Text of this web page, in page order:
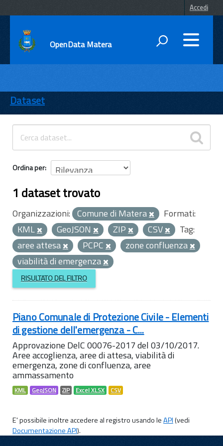
Accedi
OpenData Matera
ENTI
TEMI
INFORMAZIONI
Dataset
Ordina per
1 dataset trovato
Organizzazioni: Comune di Matera
Formati:
KML
GeoJSON ZIP CSV
Tag:
aree attesa
PCPC
zone confluenza
viabilità di emergenza
RISULTATO DEL FILTRO
Piano Comunale di Protezione Civile - Elementi
di gestione dell'emergenza - C...
Approvazione DelC 00076-2017 del 03/10/2017.
Aree accoglienza, aree di attesa, viabilità di
emergenza, zone di confluenza, aree
ammassamento
KML GeoJSON ZIP Excel XLSX CSV
E' possibile inoltre accedere al registro usando leAPI(vedi
Documentazione API).